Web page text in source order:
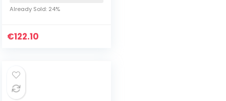
compact akoestisch
gitaarpedaal voor
Already Sold: 24%
€122.10